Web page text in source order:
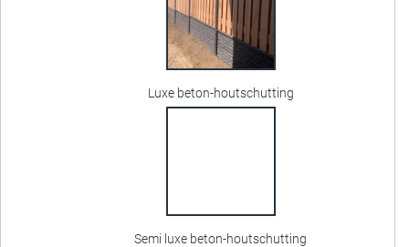
Luxe beton-houtschutting
Semi luxe beton-houtschutting